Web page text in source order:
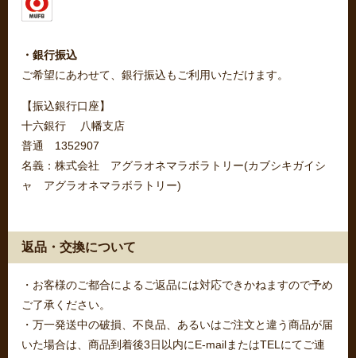
・銀行振込
ご希望にあわせて、銀行振込もご利用いただけます。
【振込銀行口座】
十六銀行 八幡支店
普通 1352907
名義：株式会社 アグラオネマラボラトリー(カブシキガイシ
ャ アグラオネマラボラトリー)
返品・交換について
・お客様のご都合によるご返品には対応できかねますので予め
ご了承ください。
・万一発送中の破損、不良品、あるいはご注文と違う商品が届
いた場合は、商品到着後3日以内にE-mailまたはTELにてご連